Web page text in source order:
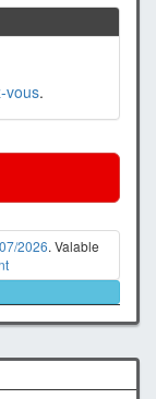
vous.
2026. Valable